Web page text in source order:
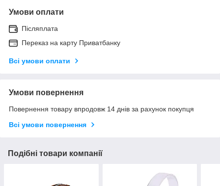
Умови оплати
Післяплата
Переказ на карту Приватбанку
Всі умови оплати
Умови повернення
Повернення товару впродовж 14 днів за рахунок покупця
Всі умови повернення
Подібні товари компанії